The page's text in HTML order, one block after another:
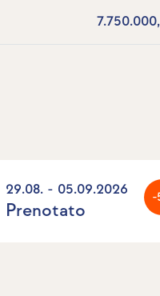
29.08. - 05.09.2026 -
Prenotato